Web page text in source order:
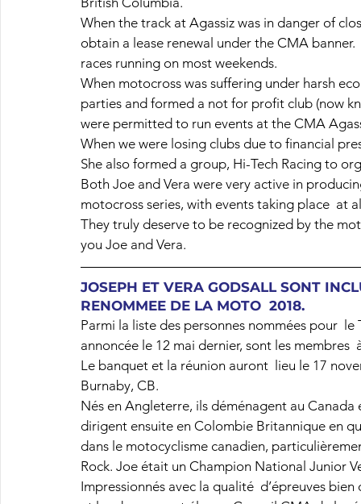
When the track at Agassiz was in danger of
obtain a lease renewal under the CMA
races running on most weekends.
When motocross was suffering under harsh
parties and formed a not for profit club (now
were permitted to run events at the CMA
When we were losing clubs due to financial
She also formed a group, Hi-Tech Racing to
Both Joe and Vera were very active in
motocross series, with events taking place  at
They truly deserve to be recognized by the
you Joe and Vera.
JOSEPH ET VERA GODSALL SONT
RENOMMEE DE LA MOTO  2018.
Parmi la liste des personnes nommées pour
annoncée le 12 mai dernier, sont les membres
Le banquet et la réunion auront  lieu le 17
Burnaby, CB.
Nés en Angleterre, ils déménagent au
dirigent ensuite en Colombie Britannique en
dans le motocyclisme canadien,
Rock. Joe était un Champion National Junior
Impressionnés avec la qualité  d’épreuves